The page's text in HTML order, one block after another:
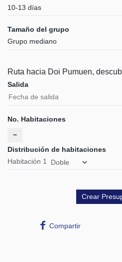
10-13 días
Tamaño del grupo
Grupo mediano
Ruta hacia Doi Pumuen,
Salida
No. Habitaciones
−
Distribución de habitaciones
Habitación 1
Compartir